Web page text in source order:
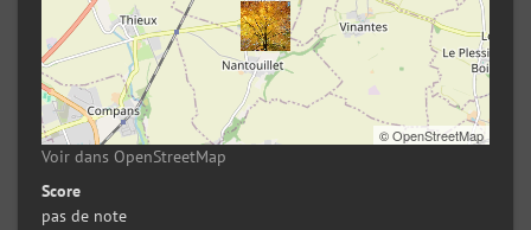
©OpenStreetMap
Voir dans OpenStreetMap
Score
pas de note